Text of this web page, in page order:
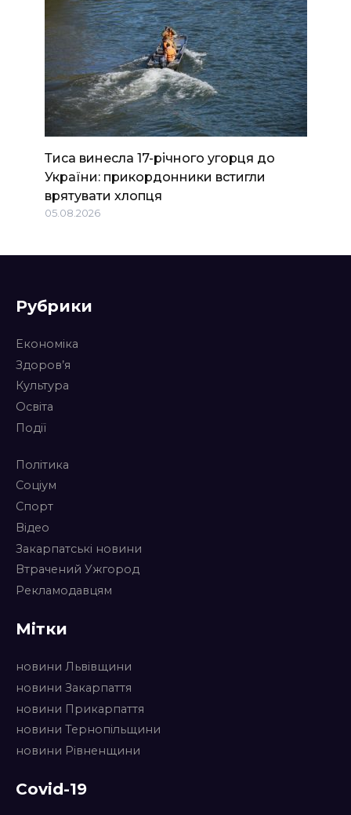
Тиса винесла 17-річного угорця до
України: прикордонники встигли
врятувати хлопця
05.08.2026
Рубрики
Економіка
Здоров’я
Культура
Освіта
Події
Політика
Соціум
Спорт
Відео
Закарпатські новини
Втрачений Ужгород
Рекламодавцям
Мітки
новини Львівщини
новини Закарпаття
новини Прикарпаття
новини Тернопільщини
новини Рівненщини
Covid-19